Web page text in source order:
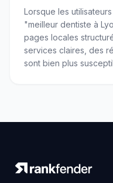
Lorsque les
"meilleur dentiste à
pages locales
services claires, des
sont bien plus